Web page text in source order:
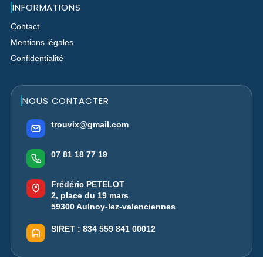
INFORMATIONS
Contact
Mentions légales
Confidentialité
NOUS CONTACTER
trouvix@gmail.com
07 81 18 77 19
Frédéric PETELOT
2, place du 19 mars
59300 Aulnoy-lez-valenciennes
SIRET : 834 559 841 00012